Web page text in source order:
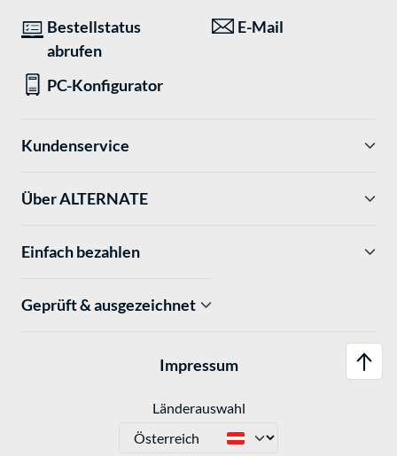
Bestellstatus
abrufen
E-Mail
PC-Konfigurator
Kundenservice
Über ALTERNATE
Einfach bezahlen
Geprüft & ausgezeichnet
Impressum
Länderauswahl